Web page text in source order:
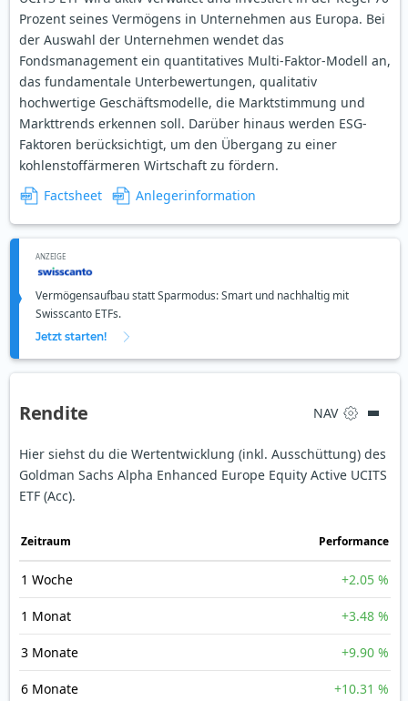
Prozent seines Vermögens in Unternehmen aus Europa. Bei
der Auswahl der Unternehmen wendet das
Fondsmanagement ein quantitatives Multi-Faktor-Modell an,
das fundamentale Unterbewertungen, qualitativ
hochwertige Geschäftsmodelle, die Marktstimmung und
Markttrends erkennen soll. Darüber hinaus werden ESG-
Faktoren berücksichtigt, um den Übergang zu einer
kohlenstoffärmeren Wirtschaft zu fördern.
Factsheet
Anlegerinformation
ANZEIGE
Vermögensaufbau statt Sparmodus: Smart und nachhaltig mit
Swisscanto ETFs.
Jetzt starten!
Rendite NAV
Hier siehst du die Wertentwicklung (inkl. Ausschüttung) des
Goldman Sachs Alpha Enhanced Europe Equity Active UCITS
ETF (Acc).
Zeit­raum Perfor­mance
1 Woche +2.05 %
1 Monat +3.48 %
3 Monate +9.90 %
6 Monate +10.31 %